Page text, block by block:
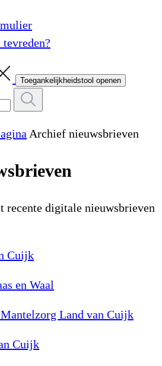
Toegankelijkheidstool openen
Archief nieuwsbrieven
recente digitale nieuwsbrieven
Cuijk
en Waal
Land van Cuijk
Cuijk